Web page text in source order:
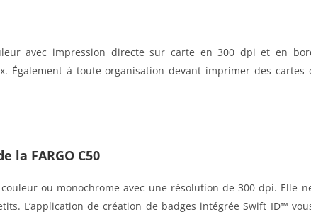
avec impression directe sur carte en 300 dpi et en
Également à toute organisation devant imprimer des cartes
la FARGO C50
ou monochrome avec une résolution de 300 dpi. Elle
L’application de création de badges intégrée Swift ID™